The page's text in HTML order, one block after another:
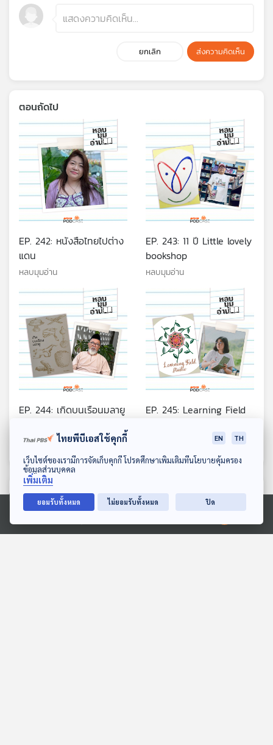
ดาวน์โหลด Thai PBS Podcast Application
Ⓒ 2020 องค์การกระจายเสียงและแพร่ภาพสาธารณะแห่งประเทศไทย
ยกเลิก ส่งความคิดเห็น
ตอนถัดไป
EP. 242: หนังสือไทยไปต่าง
แดน
หลบมุมอ่าน
EP. 243: 11 ปี Little lovely
bookshop
หลบมุมอ่าน
EP. 244: เกิดบนเรือนมลายู
EP. 245: Learning Field
กระบวนการเรียนรู้ผ่าน
หนังสือและการอ่าน
ตอนที่เกี่ยวข้อง
ไทยพีบีเอสใช้คุกกี้ EN TH
เว็บไซต์ของเรามีการจัดเก็บคุกกี้ โปรดศึกษาเพิ่มเติมที่นโยบายคุ้มครอง
ข้อมูลส่วนบุคคล
เพิ่มเติม
ยอมรับทั้งหมด ไม่ยอมรับทั้งหมด ปิด